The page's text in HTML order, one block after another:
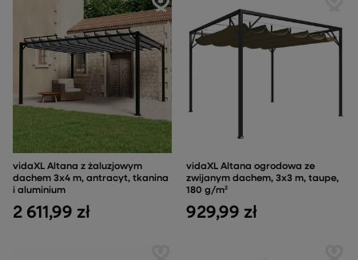
vidaXL Altana z żaluzjowym
dachem 3x4 m, antracyt, tkanina
i aluminium
2 611,99 zł
vidaXL Altana ogrodowa ze
zwijanym dachem, 3x3 m, taupe,
180 g/m²
929,99 zł